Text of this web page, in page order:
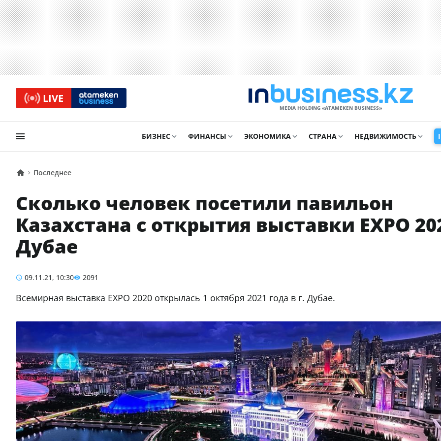
LIVE
MEDIA HOLDING «ATAMEKЕN BUSINESS»
БИЗНЕС ФИНАНСЫ ЭКОНОМИКА СТРАНА НЕДВИЖИМОСТЬ
Последнее
Сколько человек посетили павильон
Казахстана с открытия выставки EXPO
Дубае
09.11.21, 10:30 2091
Всемирная выставка EXPO 2020 открылась 1 октября 2021 года в г. Дубае.